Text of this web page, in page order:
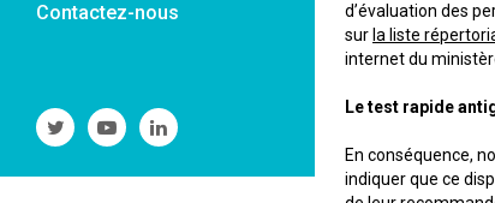
Contactez-nous
Suivre
l'ANSM
Twitter
Suivre
l'ANSM
Youtube
Suivre
l'ANSM
Linkedin
d’évaluation des
sur la liste
internet du
Le test rapide
En conséquence,
indiquer que ce